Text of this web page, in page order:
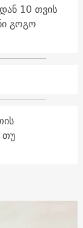
10 თვის
გოგო
თუ